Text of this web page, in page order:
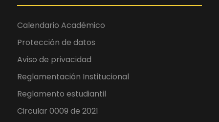
Calendario Académico
Protección de datos
Aviso de privacidad
Reglamentación Institucional
Reglamento estudiantil
Circular 0009 de 2021